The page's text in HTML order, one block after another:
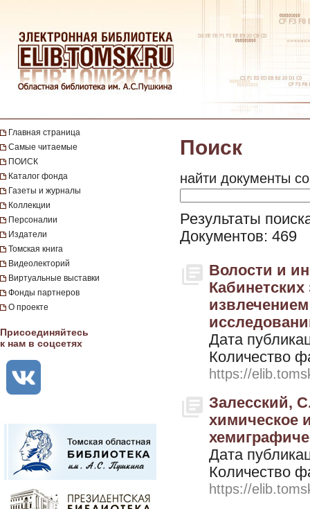
Главная страница
Самые читаемые
ПОИСК
Каталог фонда
Газеты и журналы
Коллекции
Персоналии
Издатели
Томская книга
Видеолекторий
Виртуальные выставки
Фонды партнеров
О проекте
Присоединяйтесь
к нам в соцсетях
Поиск
найти документы
Результаты
Документов: 469
Волости и
Дата
Количество
https://
Залесский,
химическое
Дата
Количество
https://